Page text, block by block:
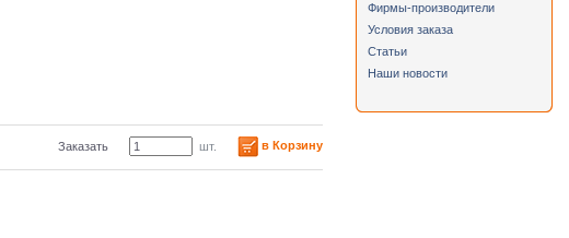
Заказать шт. в Корзину
Фирмы-производители
Условия заказа
Статьи
Наши новости